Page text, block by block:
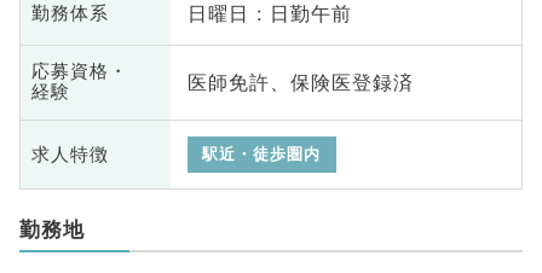
勤務体系 日曜日 : 日勤午前
応募資格・
経験
医師免許、保険医登録済
求人特徴 駅近・徒歩圏内
勤務地